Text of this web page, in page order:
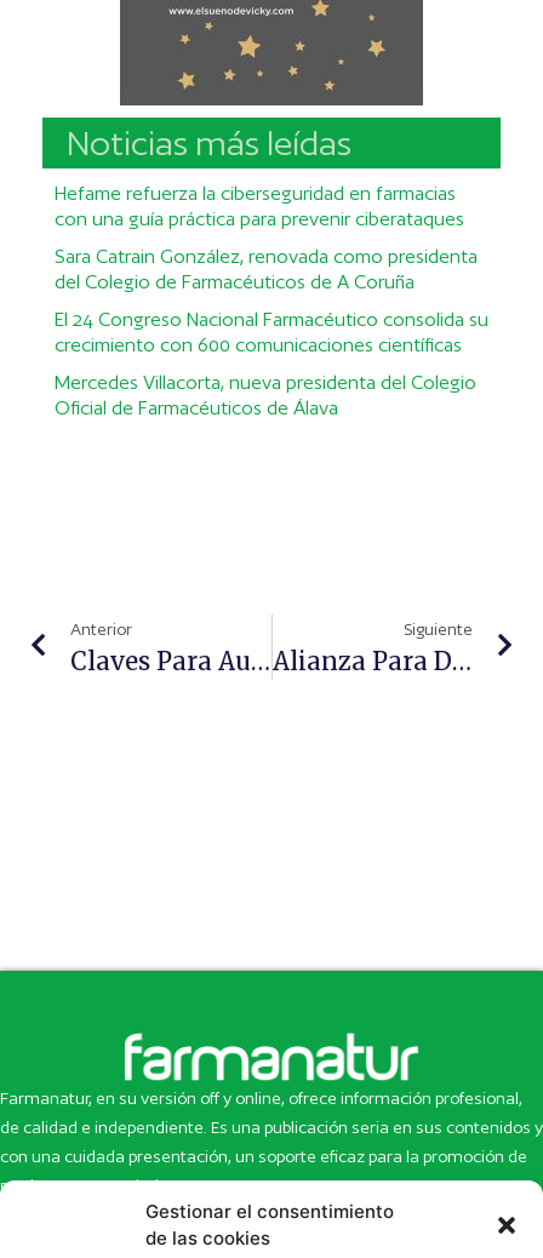
Gestionar el consentimiento
de las cookies
Noticias más leídas
Hefame refuerza la ciberseguridad en farmacias
con una guía práctica para prevenir ciberataques
Sara Catrain González, renovada como presidenta
del Colegio de Farmacéuticos de A Coruña
El 24 Congreso Nacional Farmacéutico consolida su
crecimiento con 600 comunicaciones científicas
Mercedes Villacorta, nueva presidenta del Colegio
Oficial de Farmacéuticos de Álava
Anterior
Claves Para Aumentar El Ticket Medio De La Farmacia
Siguiente
Alianza Para Desarrollar Nuevos Fármacos Anti-Cáncer
Farmanatur, en su versión off y online, ofrece información profesional,
de calidad e independiente. Es una publicación seria en sus contenidos y
con una cuidada presentación, un soporte eficaz para la promoción de
productos y novedades.
Inicio